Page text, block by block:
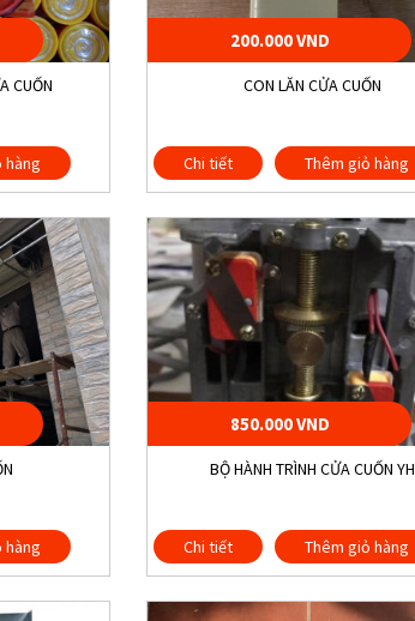
CUỐN
hàng
200.000 VND
CON LĂN CỬA CUỐN
Chi tiết Thêm giỏ hàng
hàng
850.000 VND
BỘ HÀNH TRÌNH CỬA CUỐN YH
Chi tiết Thêm giỏ hàng